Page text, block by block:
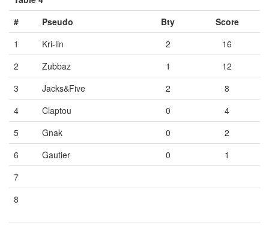
#
Pseudo Bty
Score
1
Kri-lin 2
16
2
Zubbaz 1
12
3
Jacks&Five 2
8
4
Claptou 0
4
5
Gnak 0
2
6
Gautier 0
1
7
8